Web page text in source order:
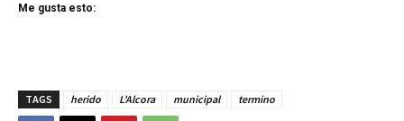
Me gusta esto:
TAGS herido L'Alcora municipal termino